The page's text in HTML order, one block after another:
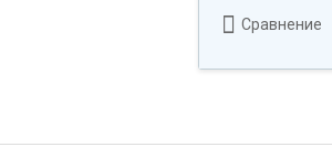
Сравнение